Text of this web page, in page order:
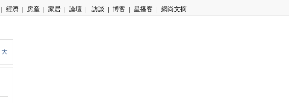
| 經濟 | 房産 | 家居 | 論壇 | 訪談 | 博客 | 星播客 | 網尚文摘
大